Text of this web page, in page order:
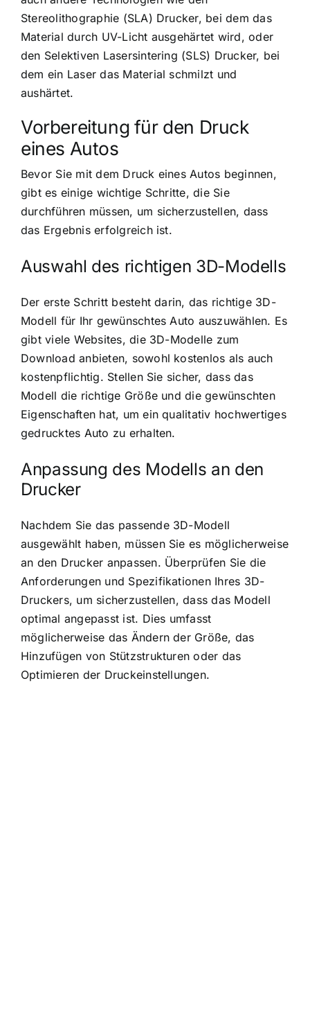
Stereolithographie (SLA) Drucker, bei dem das
Material durch UV-Licht ausgehärtet wird, oder
den Selektiven Lasersintering (SLS) Drucker, bei
dem ein Laser das Material schmilzt und
aushärtet.
Vorbereitung für den Druck
eines Autos
Bevor Sie mit dem Druck eines Autos beginnen,
gibt es einige wichtige Schritte, die Sie
durchführen müssen, um sicherzustellen, dass
das Ergebnis erfolgreich ist.
Auswahl des richtigen 3D-Modells
Der erste Schritt besteht darin, das richtige 3D-
Modell für Ihr gewünschtes Auto auszuwählen. Es
gibt viele Websites, die 3D-Modelle zum
Download anbieten, sowohl kostenlos als auch
kostenpflichtig. Stellen Sie sicher, dass das
Modell die richtige Größe und die gewünschten
Eigenschaften hat, um ein qualitativ hochwertiges
gedrucktes Auto zu erhalten.
Anpassung des Modells an den
Drucker
Nachdem Sie das passende 3D-Modell
ausgewählt haben, müssen Sie es möglicherweise
an den Drucker anpassen. Überprüfen Sie die
Anforderungen und Spezifikationen Ihres 3D-
Druckers, um sicherzustellen, dass das Modell
optimal angepasst ist. Dies umfasst
möglicherweise das Ändern der Größe, das
Hinzufügen von Stützstrukturen oder das
Optimieren der Druckeinstellungen.